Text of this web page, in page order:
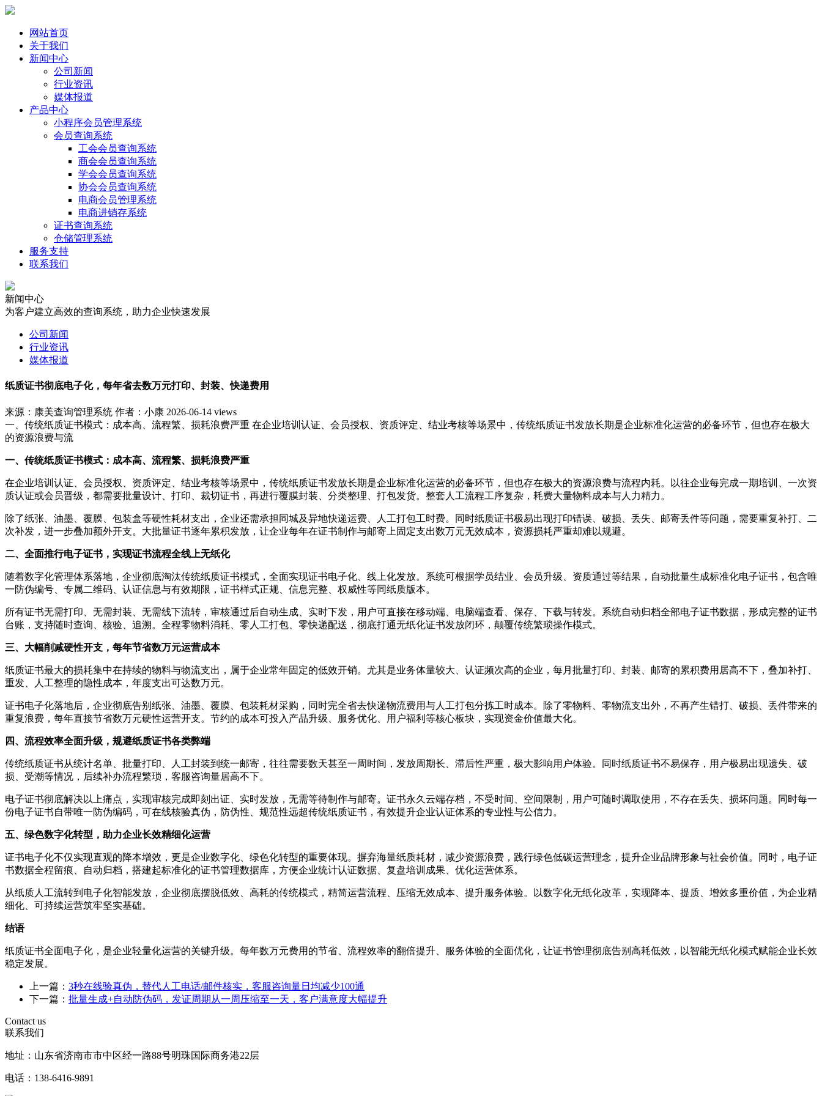
网站首页
关于我们
新闻中心
公司新闻
行业资讯
媒体报道
产品中心
小程序会员管理系统
会员查询系统
工会会员查询系统
商会会员查询系统
学会会员查询系统
协会会员查询系统
电商会员管理系统
电商进销存系统
证书查询系统
仓储管理系统
服务支持
联系我们
新闻中心
为客户建立高效的查询系统，助力企业快速发展
公司新闻
行业资讯
媒体报道
纸质证书彻底电子化，每年省去数万元打印、封装、快递费用
来源：康美查询管理系统 作者：小康 2026-06-14 views
一、传统纸质证书模式：成本高、流程繁、损耗浪费严重 在企业培训认证、会员授权、资质评定、结业考核等场景中，传统纸质证书发放长期是企业标准化运营的必备环节，但也存在极大
的资源浪费与流
一、传统纸质证书模式：成本高、流程繁、损耗浪费严重
在企业培训认证、会员授权、资质评定、结业考核等场景中，传统纸质证书发放长期是企业标准化运营的必备环节，但也存在极大的资源浪费与流程内耗。以往企业每完成一期培训、一次资
质认证或会员晋级，都需要批量设计、打印、裁切证书，再进行覆膜封装、分类整理、打包发货。整套人工流程工序复杂，耗费大量物料成本与人力精力。
除了纸张、油墨、覆膜、包装盒等硬性耗材支出，企业还需承担同城及异地快递运费、人工打包工时费。同时纸质证书极易出现打印错误、破损、丢失、邮寄丢件等问题，需要重复补打、二
次补发，进一步叠加额外开支。大批量证书逐年累积发放，让企业每年在证书制作与邮寄上固定支出数万元无效成本，资源损耗严重却难以规避。
二、全面推行电子证书，实现证书流程全线上无纸化
随着数字化管理体系落地，企业彻底淘汰传统纸质证书模式，全面实现证书电子化、线上化发放。系统可根据学员结业、会员升级、资质通过等结果，自动批量生成标准化电子证书，包含唯
一防伪编号、专属二维码、认证信息与有效期限，证书样式正规、信息完整、权威性等同纸质版本。
所有证书无需打印、无需封装、无需线下流转，审核通过后自动生成、实时下发，用户可直接在移动端、电脑端查看、保存、下载与转发。系统自动归档全部电子证书数据，形成完整的证书
台账，支持随时查询、核验、追溯。全程零物料消耗、零人工打包、零快递配送，彻底打通无纸化证书发放闭环，颠覆传统繁琐操作模式。
三、大幅削减硬性开支，每年节省数万元运营成本
纸质证书最大的损耗集中在持续的物料与物流支出，属于企业常年固定的低效开销。尤其是业务体量较大、认证频次高的企业，每月批量打印、封装、邮寄的累积费用居高不下，叠加补打、
重发、人工整理的隐性成本，年度支出可达数万元。
证书电子化落地后，企业彻底告别纸张、油墨、覆膜、包装耗材采购，同时完全省去快递物流费用与人工打包分拣工时成本。除了零物料、零物流支出外，不再产生错打、破损、丢件带来的
重复浪费，每年直接节省数万元硬性运营开支。节约的成本可投入产品升级、服务优化、用户福利等核心板块，实现资金价值最大化。
四、流程效率全面升级，规避纸质证书各类弊端
传统纸质证书从统计名单、批量打印、人工封装到统一邮寄，往往需要数天甚至一周时间，发放周期长、滞后性严重，极大影响用户体验。同时纸质证书不易保存，用户极易出现遗失、破
损、受潮等情况，后续补办流程繁琐，客服咨询量居高不下。
电子证书彻底解决以上痛点，实现审核完成即刻出证、实时发放，无需等待制作与邮寄。证书永久云端存档，不受时间、空间限制，用户可随时调取使用，不存在丢失、损坏问题。同时每一
份电子证书自带唯一防伪编码，可在线核验真伪，防伪性、规范性远超传统纸质证书，有效提升企业认证体系的专业性与公信力。
五、绿色数字化转型，助力企业长效精细化运营
证书电子化不仅实现直观的降本增效，更是企业数字化、绿色化转型的重要体现。摒弃海量纸质耗材，减少资源浪费，践行绿色低碳运营理念，提升企业品牌形象与社会价值。同时，电子证
书数据全程留痕、自动归档，搭建起标准化的证书管理数据库，方便企业统计认证数据、复盘培训成果、优化运营体系。
从纸质人工流转到电子化智能发放，企业彻底摆脱低效、高耗的传统模式，精简运营流程、压缩无效成本、提升服务体验。以数字化无纸化改革，实现降本、提质、增效多重价值，为企业精
细化、可持续运营筑牢坚实基础。
结语
纸质证书全面电子化，是企业轻量化运营的关键升级。每年数万元费用的节省、流程效率的翻倍提升、服务体验的全面优化，让证书管理彻底告别高耗低效，以智能无纸化模式赋能企业长效
稳定发展。
上一篇： 3秒在线验真伪，替代人工电话/邮件核实，客服咨询量日均减少100通
下一篇： 批量生成+自动防伪码，发证周期从一周压缩至一天，客户满意度大幅提升
Contact us
联系我们
地址：山东省济南市市中区经一路88号明珠国际商务港22层
电话：138-6416-9891